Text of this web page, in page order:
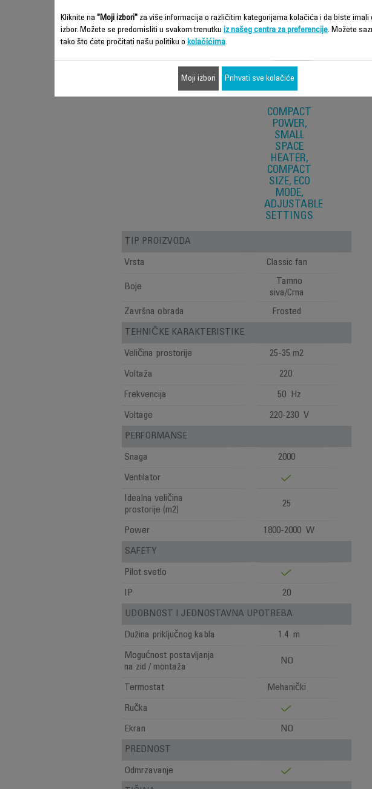
COMPACT
POWER,
SMALL
SPACE
HEATER,
COMPACT
SIZE, ECO
MODE,
ADJUSTABLE
SETTINGS
TIP PROIZVODA
Vrsta Classic fan
Boje
Tamno
siva/Crna
Završna obrada
Frosted
TEHNIČKE KARAKTERISTIKE
Veličina prostorije 25-35 m2
Voltaža 220
Frekvencija 50 Hz
Voltage 220-230 V
PERFORMANSE
Snaga 2000
Ventilator
Idealna veličina
prostorije (m2)
25
Power 1800-2000 W
SAFETY
Pilot svetlo
IP 20
UDOBNOST I JEDNOSTAVNA UPOTREBA
Dužina priključnog kabla 1.4 m
Mogućnost postavljanja
na zid / montaža
NO
Termostat Mehanički
Ručka
Ekran NO
PREDNOST
Odmrzavanje
Kliknite na "Moji izbori" za više informacija o različitim kategorijama kolačića i da biste imali
izbor. Možete se predomisliti u svakom trenutku iz našeg centra za preferencije. Možete
tako što ćete pročitati našu politiku o kolačićima.
Moji izbori Prihvati sve kolačiće